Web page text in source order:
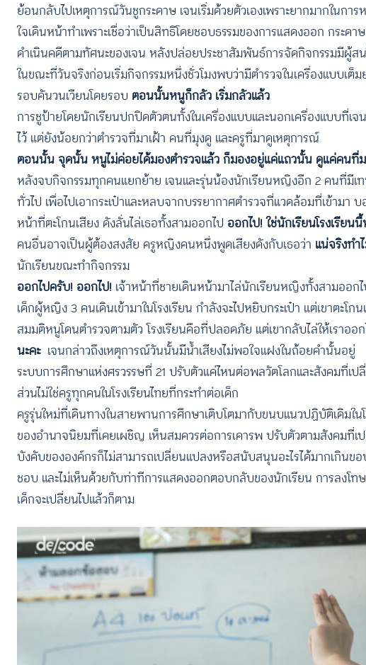
ย้อนกลับไปเหตุการณ์วันชูกระดาษ เจนเริ่มด้วยตัวเองเพราะยากมากใน
ใจเดินหน้าทำเพราะเชื่อว่าเป็นสิทธิโดยชอบธรรมของการแสดงออก กระ
ดำเนินคดีตามทัศนะของเจน หลังปล่อยประชาสัมพันธ์การจัดกิจกรรมมีผู้สนใ
ในขณะที่วันจริงก่อนเริ่มกิจกรรมหนึ่งชั่วโมงพบว่ามีตำรวจในเครื่องแบบเ
รอบคันวนเวียนโดยรอบ ตอนนั้นหนูก็กลัว เริ่มกลัวแล้ว
การชูป้ายโดยนักเรียนปกปิดตัวตนทั้งในเครื่องแบบและนอกเครื่องแบบที่เ
ไว้ แต่ยังน้อยกว่าตำรวจที่มาเฝ้า คนที่มุงดู และครูที่มาดูเหตุการณ์
ตอนนั้น จุดนั้น หนูไม่ค่อยได้มองตำรวจแล้ว ก็มองอยู่แค่แถวนั้น ดูแค่คนที่มา
หลังจบกิจกรรมทุกคนแยกย้าย เจนและรุ่นน้องนักเรียนหญิงอีก 2 คนที่มีเ
ทั่วไป เพื่อไปเอากระเป๋าและหลบจากบรรยากาศตำรวจที่แวดล้อมที่เข้ามา
หน้าที่ตะโกนเสียง ดังลั่นไล่เธอทั้งสามออกไป ออกไป! ใช่นักเรียนโรงเรียน
คนอื่นอาจเป็นผู้ต้องสงสัย ครูหญิงคนหนึ่งพูดเสียงดังกับเธอว่า แน่จริงทำ
นักเรียนขณะทำกิจกรรม
ออกไปครับ! ออกไป! เจ้าหน้าที่ชายเดินหน้ามาไล่นักเรียนหญิงทั้งสามออกไ
เด็กผู้หญิง 3 คนเดินเข้ามาในโรงเรียน กำลังจะไปหยิบกระเป๋า แต่เขาตะโ
สมมติหนูโดนตำรวจตามตัว โรงเรียนคือที่ปลอดภัย แต่เขากลับไล่ให้เราอ
นะคะ เจนกล่าวถึงเหตุการณ์วันนั้นมีน้ำเสียงไม่พอใจแฝงในถ้อยคำนั้นอยู่
ระบบการศึกษาแห่งศรวรรษที่ 21 ปรับตัวแค่ไหนต่อพลวัตโลกและสังคมที่เ
ส่วนไม่ใช่ครูทุกคนในโรงเรียนไทยที่กระทำต่อเด็ก
ครูรุ่นใหม่ที่เดินทางในสายพานการศึกษาเติบโตมากับขนบแนวปฏิบัติเดิมใ
ของอำนาจนิยมที่เคยเผชิญ เห็นสมควรต่อการเคารพ ปรับตัวตามสังคมที่เ
บังคับขององค์กรก็ไม่สามารถเปลี่ยนแปลงหรือสนับสนุนอะไรได้มากเกิ
ชอบ และไม่เห็นด้วยกับท่าทีการแสดงออกตอบกลับของนักเรียน การลงโท
เด็กจะเปลี่ยนไปแล้วก็ตาม